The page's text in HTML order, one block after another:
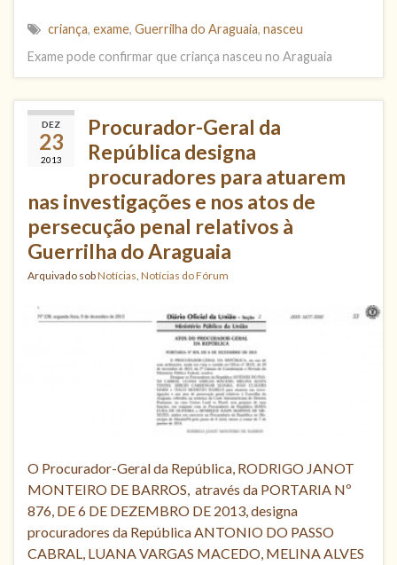
criança, exame, Guerrilha do Araguaia, nasceu
Exame pode confirmar que criança nasceu no Araguaia
DEZ
23
2013
Procurador-Geral da
República designa
procuradores para atuarem
nas investigações e nos atos de
persecução penal relativos à
Guerrilha do Araguaia
Arquivado sobNotícias Notícias do Fórum
O Procurador-Geral da República, RODRIGO JANOT
MONTEIRO DE BARROS, através da PORTARIA Nº
876, DE 6 DE DEZEMBRO DE 2013, designa
procuradores da República ANTONIO DO PASSO
CABRAL, LUANA VARGAS MACEDO, MELINA ALVES